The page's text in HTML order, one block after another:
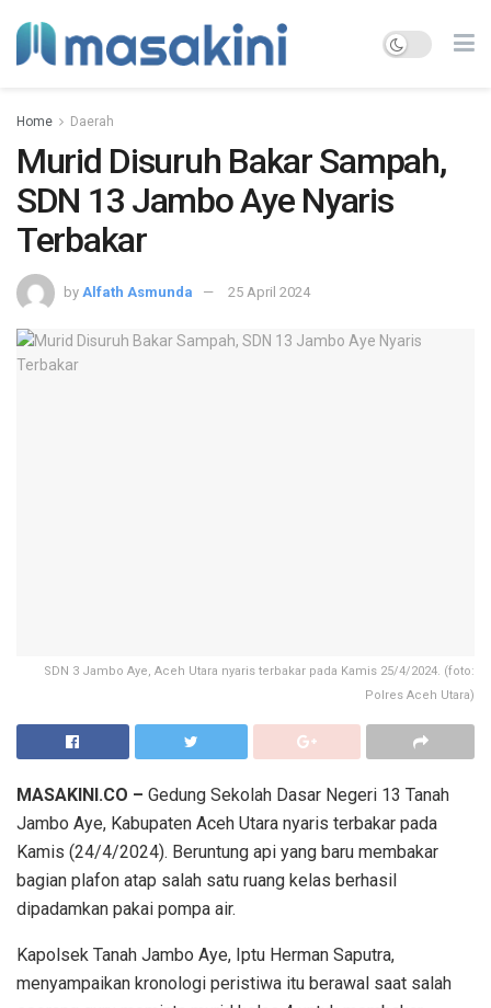
Home Daerah
Murid Disuruh Bakar Sampah,
SDN 13 Jambo Aye Nyaris
Terbakar
by Alfath Asmunda 25 April 2024
SDN 3 Jambo Aye, Aceh Utara nyaris terbakar pada Kamis 25/4/2024. (foto:
Polres Aceh Utara)
MASAKINI.CO – Gedung Sekolah Dasar Negeri 13 Tanah
Jambo Aye, Kabupaten Aceh Utara nyaris terbakar pada
Kamis (24/4/2024). Beruntung api yang baru membakar
bagian plafon atap salah satu ruang kelas berhasil
dipadamkan pakai pompa air.
Kapolsek Tanah Jambo Aye, Iptu Herman Saputra,
menyampaikan kronologi peristiwa itu berawal saat salah